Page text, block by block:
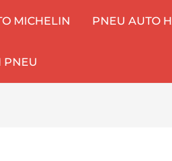
MICHELIN PNEU AUTO
PNEU